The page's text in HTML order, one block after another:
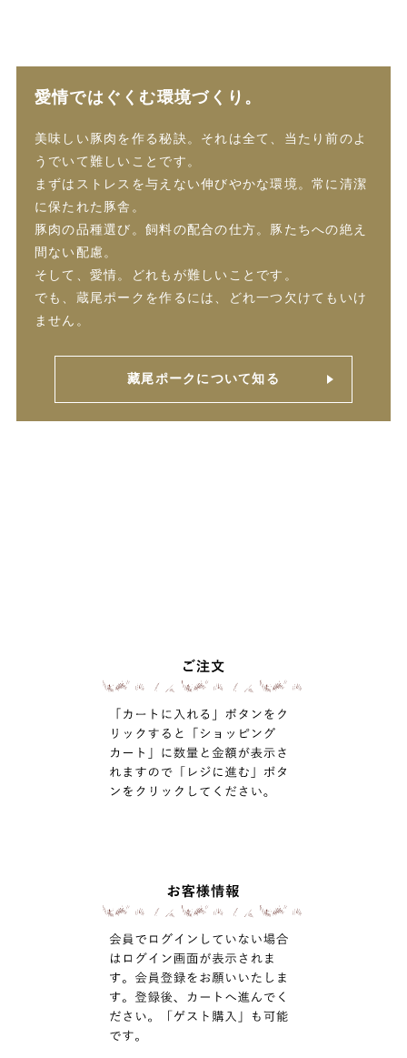
愛情ではぐくむ環境づくり。
美味しい豚肉を作る秘訣。それは全て、当たり前のよ
うでいて難しいことです。
まずはストレスを与えない伸びやかな環境。常に清潔
に保たれた豚舎。
豚肉の品種選び。飼料の配合の仕方。豚たちへの絶え
間ない配慮。
そして、愛情。どれもが難しいことです。
でも、蔵尾ポークを作るには、どれ一つ欠けてもいけ
ません。
藏尾ポークについて知る